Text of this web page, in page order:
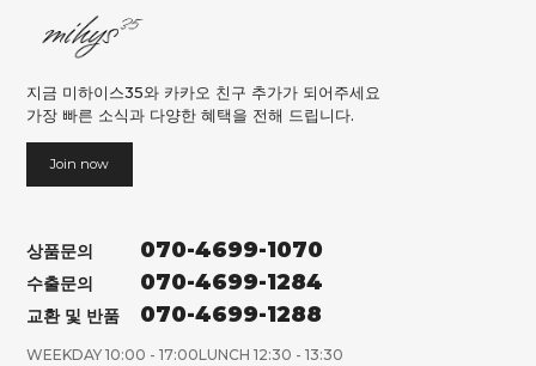
지금 미하이스35와 카카오 친구 추가가 되어주세요
가장 빠른 소식과 다양한 혜택을 전해 드립니다.
Join now
상품문의 070-4699-1070
수출문의 070-4699-1284
교환 및 반품 070-4699-1288
WEEKDAY 10:00 - 17:00LUNCH 12:30 - 13:30